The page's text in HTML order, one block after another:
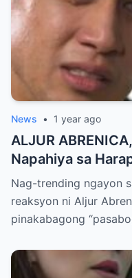
News • 1 year ago
ALJUR
Napahiya sa
PASABOG Photo
Netizens
ng Aura! “Sino
Nag-trending ngayon
reaksyon ni Aljur
pinakabagong